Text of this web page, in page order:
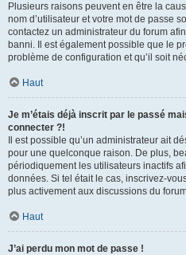
Plusieurs raisons peuvent en être la
nom d’utilisateur et votre mot de passe
contactez un administrateur du forum
banni. Il est également possible que le
problème de configuration et qu’il soit
Haut
Je m’étais déjà inscrit par le passé
connecter ?!
Il est possible qu’un administrateur ait
pour une quelconque raison. De plus,
périodiquement les utilisateurs inactifs
données. Si tel était le cas, inscrivez-
plus activement aux discussions du
Haut
J’ai perdu mon mot de passe !